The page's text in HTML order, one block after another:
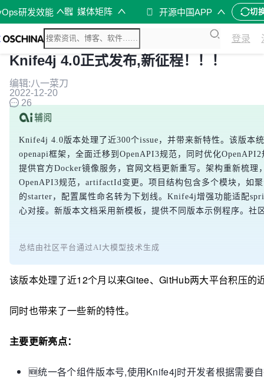
研发效能 媒体矩阵 开源中国APP 切
登录
Knife4j 4.0正式发布,新征程！！！
编辑:八一菜刀
2022-12-20
26
Knife4j 4.0版本处理了近300个issue，并带来新特性。该版本
openapi框架，全面迁移到OpenAPI3规范，同时优化
提供官方Docker镜像服务，官网文档更新重写。架构重新梳
OpenAPI3规范，artifactId变更。项目结构包含多个模块，如
的starter，配置属性命名转为下划线。Knife4j增强功能适配
心对接。新版本文档采用新模板，提供不同版本示例程序。社
总结由社区平台通过AI大模型技术生成
该版本处理了近12个月以来Gitee、GitHub两大平台积压的
同时也带来了一些新的特性。
主要更新亮点：
🆕统一各个组件版本号,使用Knife4j时开发者根据需要